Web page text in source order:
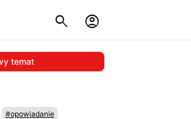
temat
#opowiadanie